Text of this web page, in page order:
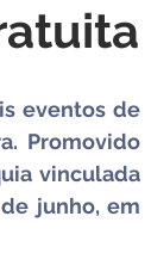
eventos de
Promovido
vinculada
junho, em